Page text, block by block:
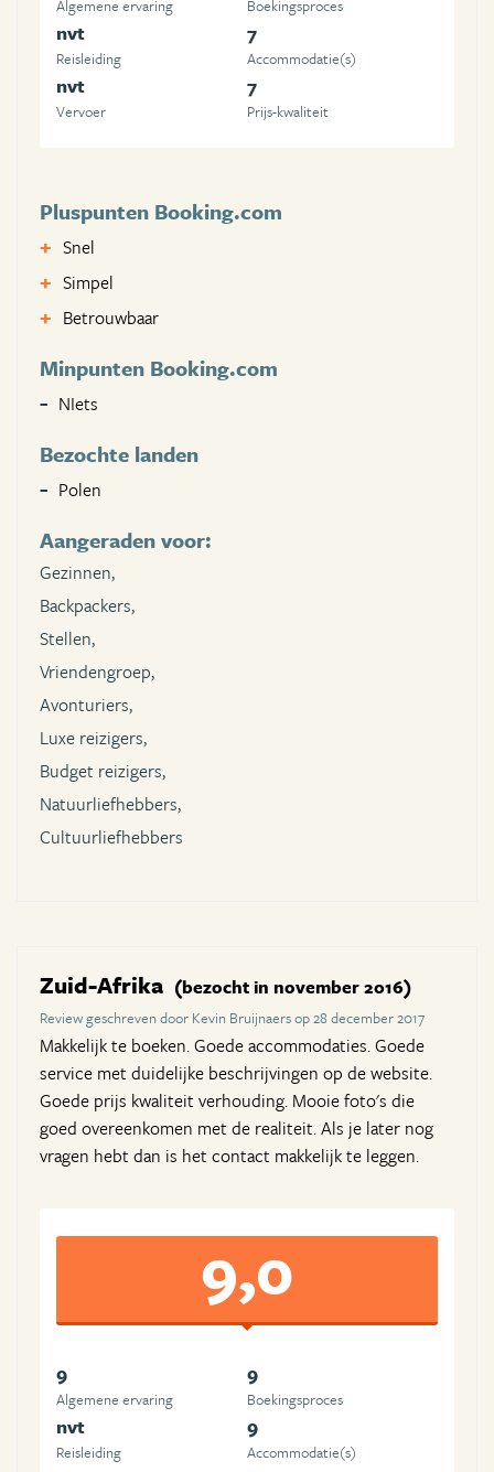
Algemene ervaring Boekingsproces
nvt
Reisleiding
7
Accommodatie(s)
nvt
Vervoer
7
Prijs-kwaliteit
Pluspunten Booking.com
Snel
Simpel
Betrouwbaar
Minpunten Booking.com
NIets
Bezochte landen
Polen
Aangeraden voor:
Gezinnen,
Backpackers,
Stellen,
Vriendengroep,
Avonturiers,
Luxe reizigers,
Budget reizigers,
Natuurliefhebbers,
Cultuurliefhebbers
Zuid-Afrika (bezocht in november 2016)
Review geschreven door Kevin Bruijnaers op 28 december 2017
Makkelijk te boeken. Goede accommodaties. Goede
service met duidelijke beschrijvingen op de website.
Goede prijs kwaliteit verhouding. Mooie foto's die
goed overeenkomen met de realiteit. Als je later nog
vragen hebt dan is het contact makkelijk te leggen.
9,0
9
Algemene ervaring
9
Boekingsproces
nvt
Reisleiding
9
Accommodatie(s)